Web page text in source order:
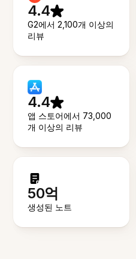
4.4
G2에서 2,100개 이상의
리뷰
4.4
앱 스토어에서 73,000
개 이상의 리뷰
50억
생성된 노트